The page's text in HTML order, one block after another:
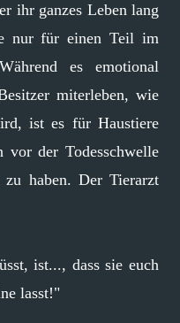
ihr ganzes Leben lang
nur für einen Teil im
es emotional
miterleben, wie
ist es für Haustiere
vor der Todesschwelle
zu haben. Der Tierarzt
ist..., dass sie euch
lasst!"